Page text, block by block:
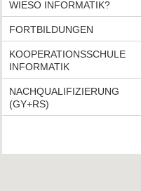
WIESO INFORMATIK?
FORTBILDUNGEN
KOOPERATIONSSCHULE
INFORMATIK
NACHQUALIFIZIERUNG
(GY+RS)